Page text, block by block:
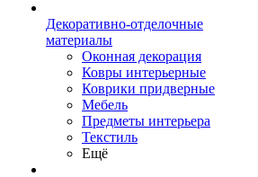
Декоративно-отделочные
материалы
Оконная декорация
Ковры интерьерные
Коврики придверные
Мебель
Предметы интерьера
Текстиль
Ещё